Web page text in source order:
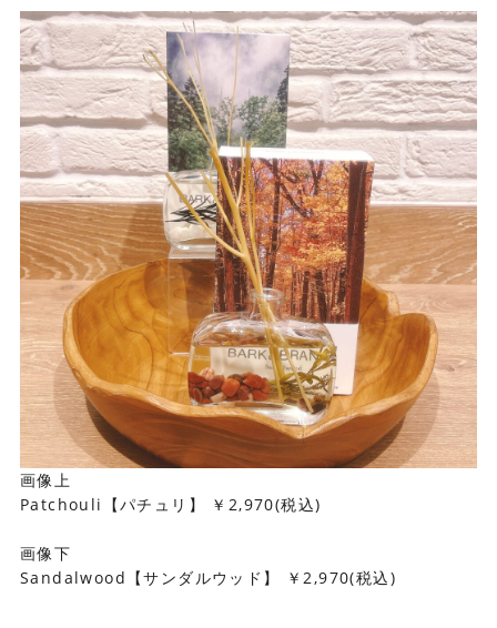
画像上
Patchouli【パチュリ】 ￥2,970(税込)
画像下
Sandalwood【サンダルウッド】 ￥2,970(税込)